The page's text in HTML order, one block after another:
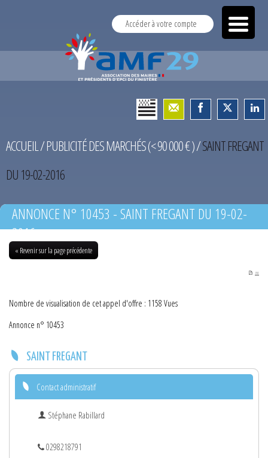
Accéder à votre compte
ACCUEIL/PUBLICITÉ DES MARCHÉS (< 90 000 € )/SAINT FREGANT
DU 19-02-2016
ANNONCE N° 10453 - SAINT FREGANT DU 19-02-
2016
« Revenir sur la page précédente
PDF
Nombre de visualisation de cet appel d'offre : 1158 Vues
Annonce n° 10453
SAINT FREGANT
Contact administratif
Stéphane Rabillard
0298218791